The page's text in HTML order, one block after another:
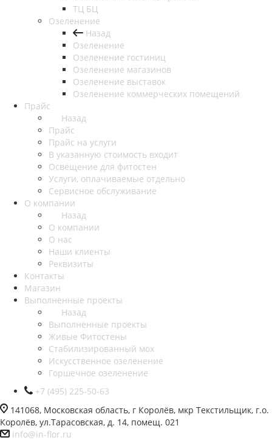
ТЦ БЦ
Озеленение
Назад
Озеленение
Озеленение гостиниц
Озеленение магазинов
Озеленение выставок
Озеленение коммерческих помещений
Прайс
Назад
Прайс
Прайс на услуги
В указанную стоимость входит
Освещение для фитостен
Услуги, оплачиваемые отдельно
Сервисное обслуживание
О компании
Назад
О компании
О нас
Наши клиенты
Реквизиты
Контакты
Магазин
Выполненные проекты
Назад
Выполненные проекты
Живые Фитостены
Стабилизированный мох
Искусственное озеленение
Горшечное озеленение
+7 (495) 225-50-63
141068, Московская область, г Королёв, мкр Текстильщик, г.о.
Королёв, ул.Тарасовская, д. 14, помещ. 021
info@in-flor.ru